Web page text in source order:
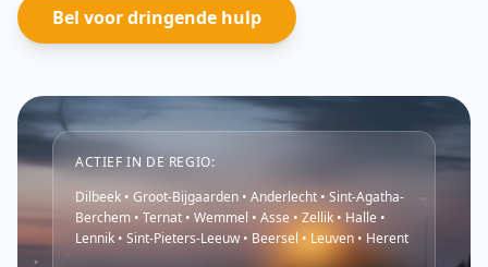
Bel voor dringende hulp
ACTIEF IN DE REGIO:
Dilbeek • Groot-Bijgaarden • Anderlecht • Sint-Agatha-
Berchem • Ternat • Wemmel • Asse • Zellik • Halle •
Lennik • Sint-Pieters-Leeuw • Beersel • Leuven • Herent